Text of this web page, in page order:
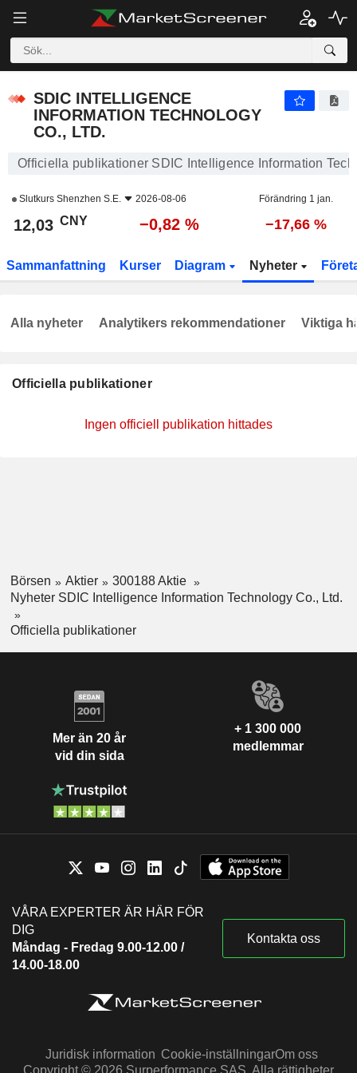
SDIC INTELLIGENCE
INFORMATION TECHNOLOGY
CO., LTD.
Officiella publikationer SDIC Intelligence Information
Slutkurs Shenzhen S.E. 2026-08-06 Förändring 1 jan.
12,03 CNY −0,82 % −17,66 %
Sammanfattning Kurser Diagram Nyheter
Officiella publikationer
Ingen officiell publikation hittades
Alla nyheter Analytikers rekommendationer Viktiga
Börsen Aktier
300188 Aktie
Nyheter SDIC Intelligence Information Technology Co., Ltd.
Officiella publikationer
Mer än 20 år
vid din sida
+ 1 300 000
medlemmar
VÅRA EXPERTER ÄR HÄR FÖR
DIG
Måndag - Fredag 9.00-12.00 /
14.00-18.00
Kontakta oss
Juridisk information Cookie-inställningarOm oss
Copyright © 2026 Surperformance SAS. Alla rättigheter